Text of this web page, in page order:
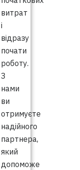
витрат
і
відразу
почати
роботу.
З
нами
ви
отримуєте
надійного
партнера,
який
допоможе